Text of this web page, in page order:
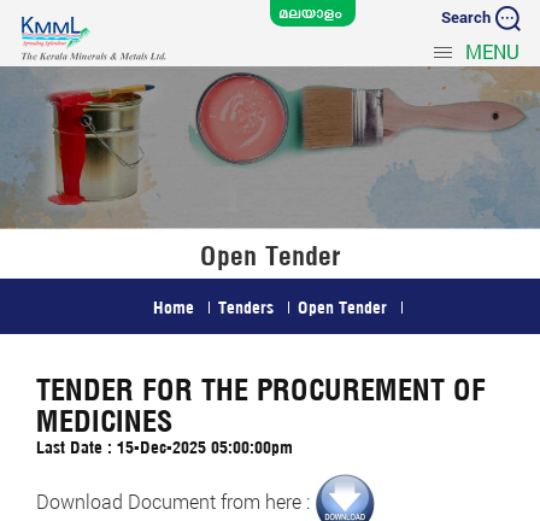
Search
MENU
Open Tender
Home Tenders Open Tender
TENDER FOR THE PROCUREMENT OF
MEDICINES
Last Date : 15-Dec-2025 05:00:00pm
Download Document from here :